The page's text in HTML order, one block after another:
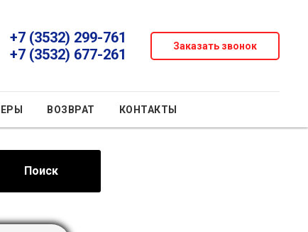
+7 (3532) 299-761
+7 (3532) 677-261
Заказать звонок
ВОЗВРАТ КОНТАКТЫ
Поиск